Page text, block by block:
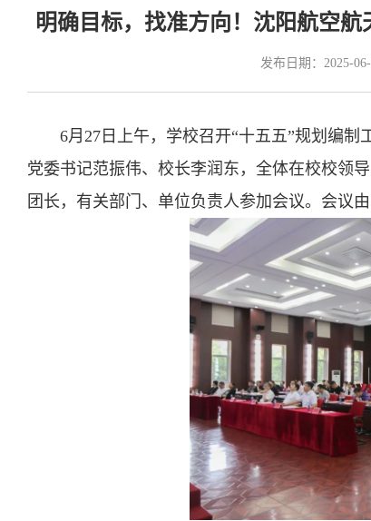
明确目标，找准方向！沈阳航空
发布日期：2025-
6月27日上午，学校召开“十五五”规划编制
党委书记范振伟、校长李润东，全体在校校领
团长，有关部门、单位负责人参加会议。会议